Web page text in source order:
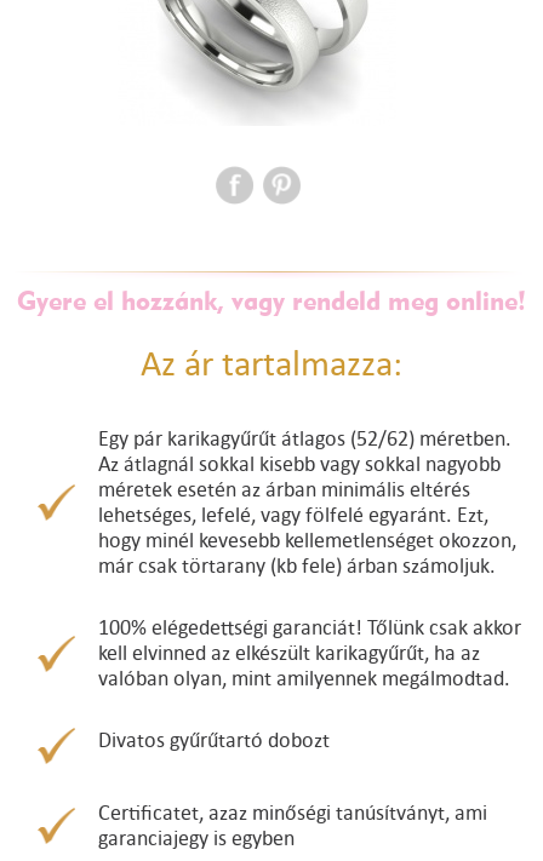
Gyere el hozzánk, vagy rendeld meg online!
Az ár tartalmazza:
Egy pár karikagyűrűt átlagos (52/62) méretben.
Az átlagnál sokkal kisebb vagy sokkal nagyobb
méretek esetén az árban minimális eltérés
lehetséges, lefelé, vagy fölfelé egyaránt. Ezt,
hogy minél kevesebb kellemetlenséget okozzon,
már csak törtarany (kb fele) árban számoljuk.
100% elégedettségi garanciát! Tőlünk csak akkor
kell elvinned az elkészült karikagyűrűt, ha az
valóban olyan, mint amilyennek megálmodtad.
Divatos gyűrűtartó dobozt
Certificatet, azaz minőségi tanúsítványt, ami
garanciajegy is egyben